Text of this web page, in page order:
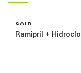
SOLD
OUT
Ramipril +